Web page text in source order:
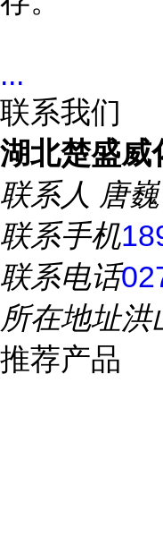
...
联系我们
湖北楚盛威
联系人 唐巍
联系手机
联系电话
所在地址洪
推荐产品